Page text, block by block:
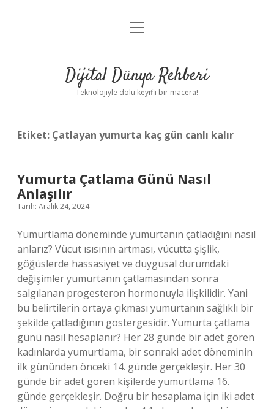
Anasayfa
Yasal Uyarı
menüyü
Dijital Dünya Rehberi
Teknolojiyle dolu keyifli bir macera!
Etiket: Çatlayan yumurta kaç gün canlı kalır
Yumurta Çatlama Günü Nasıl
Anlaşılır
Tarih: Aralık 24, 2024
Yumurtlama döneminde yumurtanın çatladığını nasıl
anlarız? Vücut ısısının artması, vücutta şişlik,
göğüslerde hassasiyet ve duygusal durumdaki
değişimler yumurtanın çatlamasından sonra
salgılanan progesteron hormonuyla ilişkilidir. Yani
bu belirtilerin ortaya çıkması yumurtanın sağlıklı bir
şekilde çatladığının göstergesidir. Yumurta çatlama
günü nasıl hesaplanır? Her 28 günde bir adet gören
kadınlarda yumurtlama, bir sonraki adet döneminin
ilk gününden önceki 14. günde gerçekleşir. Her 30
günde bir adet gören kişilerde yumurtlama 16.
günde gerçekleşir. Doğru bir hesaplama için iki adet